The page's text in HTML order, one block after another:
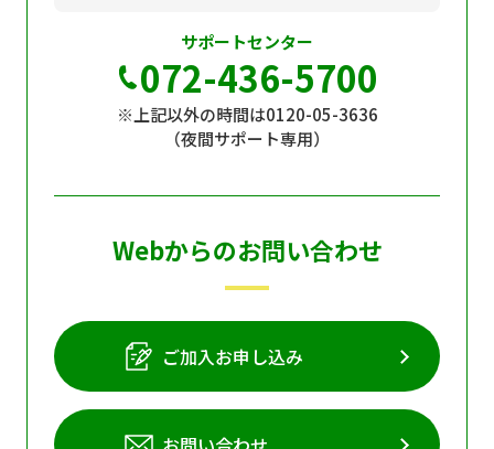
サポートセンター
072-436-5700
※上記以外の時間は0120-05-3636
（夜間サポート専用）
Webからのお問い合わせ
ご加入お申し込み